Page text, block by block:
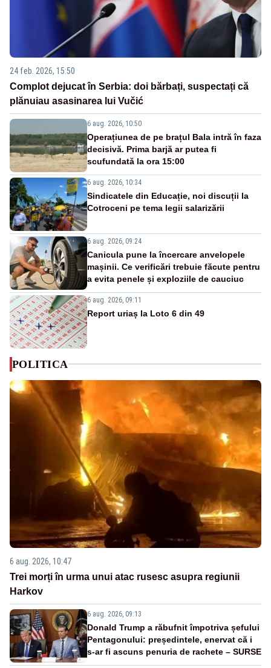
24 feb. 2026, 15:50
Complot dejucat în Serbia: doi bărbați, suspectați că
plănuiau asasinarea lui Vučić
6 aug. 2026, 10:50
Operațiunea de pe brațul Bala intră în faza
decisivă. Prima barjă ar putea fi
scufundată la ora 15:00
6 aug. 2026, 10:34
Sindicatele din Educație, noi discuții la
Cotroceni pe tema legii salarizării
6 aug. 2026, 09:24
Canicula pune la încercare anvelopele
mașinii. Ce verificări trebuie făcute pentru
a evita penele și exploziile de cauciuc
6 aug. 2026, 09:11
Report uriaș la Loto 6 din 49
POLITICA
6 aug. 2026, 10:47
Trei morți în urma unui atac rusesc asupra regiunii
Harkov
6 aug. 2026, 09:13
Donald Trump a răbufnit împotriva șefului
Pentagonului: președintele, enervat că i
s-ar fi ascuns penuria de rachete – SURSE